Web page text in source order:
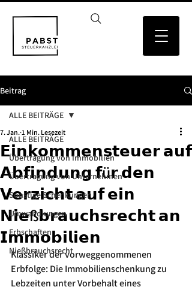
Beitrag
ALLE BEITRÄGE
Übertragung von Immobilien
Übertragung von Unternehmen
Sonstige Schenkungen
Umwandlungen
Erbschaften
Nießbrauchsrecht
ALLE BEITRÄGE
𝗘𝗶𝗻𝗸𝗼𝗺𝗺𝗲𝗻𝘀𝘁𝗲𝘂𝗲𝗿 𝗮𝘂𝗳
𝗔𝗯𝗳𝗶𝗻𝗱𝘂𝗻𝗴 𝗳ü𝗿 𝗱𝗲𝗻
𝗩𝗲𝗿𝘇𝗶𝗰𝗵𝘁 𝗮𝘂𝗳 𝗲𝗶𝗻
𝗡𝗶𝗲ß𝗯𝗿𝗮𝘂𝗰𝗵𝘀𝗿𝗲𝗰𝗵𝘁 𝗮𝗻
𝗜𝗺𝗺𝗼𝗯𝗶𝗹𝗶𝗲𝗻
7. Jan. 1 Min. Lesezeit
Klassiker der vorweggenommenen
Erbfolge: Die Immobilienschenkung zu
Lebzeiten unter Vorbehalt eines